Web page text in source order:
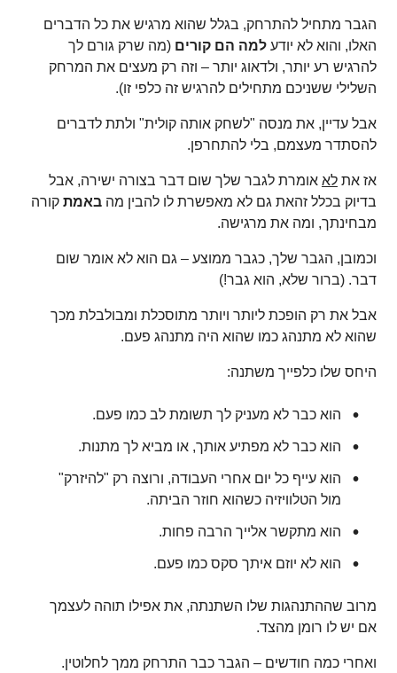
הגבר מתחיל להתרחק, בגלל שהוא מרגיש את כל הדברים
האלו, והוא לא יודעלמה הם קורים(מה שרק גורם לך
להרגיש רע יותר, ולדאוג יותר – וזה רק מעצים את המרחק
השלילי ששניכם מתחילים להרגיש זה כלפי זו).
אבל עדיין, את מנסה "לשחק אותה קולית" ולתת לדברים
להסתדר מעצמם, בלי להתחרפן.
אז אתלא אומרת לגבר שלך שום דבר בצורה ישירה, אבל
בדיוק בכלל זהאת גם לא מאפשרת לו להבין מהבאמת קורה
מבחינתך, ומה את מרגישה.
וכמובן, הגבר שלך, כגבר ממוצע – גם הוא לא אומר שום
דבר. (ברור שלא, הוא גבר!)
אבל את רק הופכת ליותר ויותר מתוסכלת ומבולבלת מכך
שהוא לא מתנהג כמו שהוא היה מתנהג פעם.
היחס שלו כלפייך משתנה:
הוא כבר לא מעניק לך תשומת לב כמו פעם.
הוא כבר לא מפתיע אותך, או מביא לך מתנות.
הוא עייף כל יום אחרי העבודה, ורוצה רק "להיזרק"
מול הטלוויזיה כשהוא חוזר הביתה.
הוא מתקשר אלייך הרבה פחות.
הוא לא יוזם איתך סקס כמו פעם.
מרוב שההתנהגות שלו השתנתה, את אפילו תוהה לעצמך
אם יש לו רומן מהצד.
ואחרי כמה חודשים – הגבר כבר התרחק ממך לחלוטין.